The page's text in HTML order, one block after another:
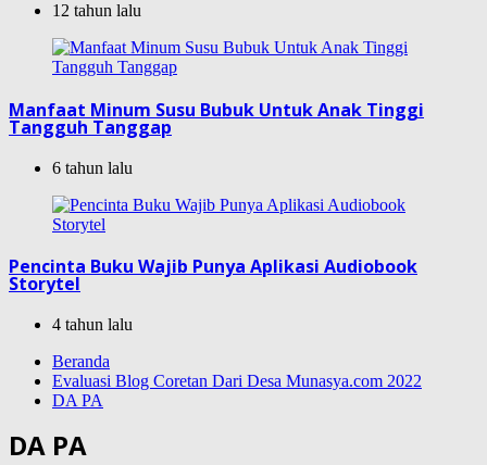
12 tahun lalu
Manfaat Minum Susu Bubuk Untuk Anak Tinggi
Tangguh Tanggap
6 tahun lalu
Pencinta Buku Wajib Punya Aplikasi Audiobook
Storytel
4 tahun lalu
Beranda
Evaluasi Blog Coretan Dari Desa Munasya.com 2022
DA PA
DA PA